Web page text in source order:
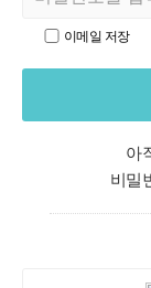
이메일 저장
아
비밀